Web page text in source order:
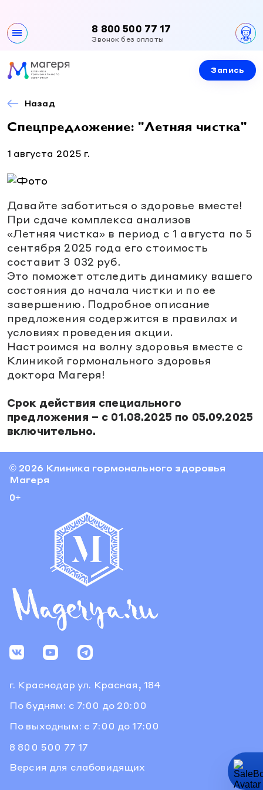
Клиника
О клинике
Направления
Все направления
Эндокринология
Гинекология
Урология
Детская эндокринология
Детская гинекология
УЗИ
Оториноларингология (ЛОР)
Гастроэнтерология
Кардиология
Психология
Массаж
У вас получится
Урология
Детская эндокринология
Детская гинекология
УЗИ
Оториноларингология (ЛОР)
Гастроэнтерология
Кардиология
Психология
Услуги и цены
Приемы специалистов
УЗИ
Лабораторная диагностика
Процедурный кабинет
Новости и акции
Правовая информация
Лицензия
О клинике
Телемедицина
Информация для пациентов
Контакты
Карта сайта
Версия для слабовидящих
г. Краснодар ул. Красная, 184
Ежедневно: 7.00 - 20.00
8 800 500 77 17
8 800 500 77 17
Звонок без оплаты
Запись
Назад
Спецпредложение: "Летняя чистка"
1 августа 2025 г.
Давайте заботиться о здоровье вместе!
При сдаче комплекса анализов
«Летняя чистка» в период с 1 августа по 5
сентября 2025 года его стоимость
составит 3 032 руб.
Это поможет отследить динамику вашего
состояния до начала чистки и по ее
завершению. Подробное описание
предложения содержится в правилах и
условиях проведения акции.
Настроимся на волну здоровья вместе с
Клиникой гормонального здоровья
доктора Магеря!
Срок действия специального
предложения – с 01.08.2025 по 05.09.2025
включительно.
© 2026 Клиника гормонального здоровья
Магеря
0+
г. Краснодар ул. Красная, 184
По будням: с 7:00 до 20:00
По выходным: с 7:00 до 17:00
8 800 500 77 17
Версия для слабовидящих